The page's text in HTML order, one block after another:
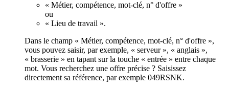
« Métier, compétence, mot-clé, n° d'offre »
ou
« Lieu de travail ».
Dans le champ « Métier, compétence, mot-clé, n° d'offre »,
vous pouvez saisir, par exemple, « serveur », « anglais »,
« brasserie » en tapant sur la touche « entrée » entre chaque
mot. Vous recherchez une offre précise ? Saisissez
directement sa référence, par exemple 049RSNK.